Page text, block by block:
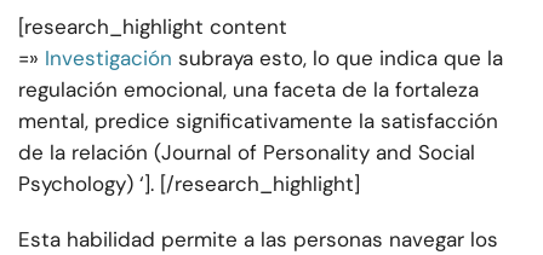
[research_highlight content
=» Investigación subraya esto, lo que indica que la
regulación emocional, una faceta de la fortaleza
mental, predice significativamente la satisfacción
de la relación (Journal of Personality and Social
Psychology) ‘]. [/research_highlight]
Esta habilidad permite a las personas navegar los